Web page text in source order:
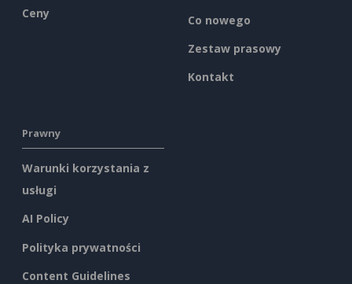
Ceny
Co nowego
Zestaw prasowy
Kontakt
Prawny
Warunki korzystania z
usługi
AI Policy
Polityka prywatności
Content Guidelines